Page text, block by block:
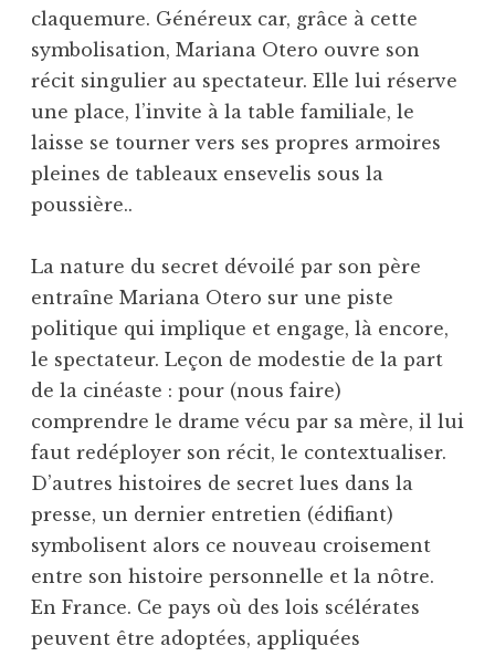
claquemure. Généreux car, grâce à cette
symbolisation, Mariana Otero ouvre son
récit singulier au spectateur. Elle lui réserve
une place, l’invite à la table familiale, le
laisse se tourner vers ses propres armoires
pleines de tableaux ensevelis sous la
poussière..
La nature du secret dévoilé par son père
entraîne Mariana Otero sur une piste
politique qui implique et engage, là encore,
le spectateur. Leçon de modestie de la part
de la cinéaste : pour (nous faire)
comprendre le drame vécu par sa mère, il lui
faut redéployer son récit, le contextualiser.
D’autres histoires de secret lues dans la
presse, un dernier entretien (édifiant)
symbolisent alors ce nouveau croisement
entre son histoire personnelle et la nôtre.
En France. Ce pays où des lois scélérates
peuvent être adoptées, appliquées